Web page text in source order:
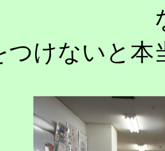
つけないと本